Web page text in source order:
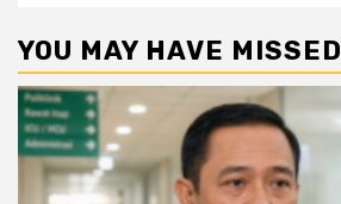
YOU MAY HAVE MISSED